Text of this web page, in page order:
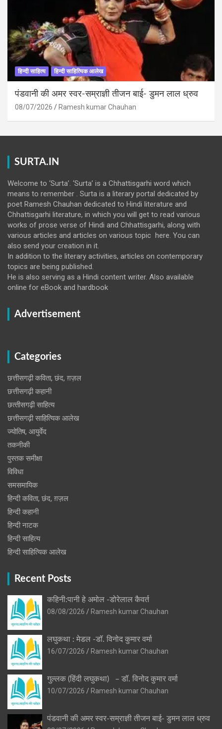
हिन्दी साहित्य हिन्दी साहित्यिक आलेख
पंडवानी की अमर स्वर-सम्राज्ञी तीजन बाई- डुमन लाल ध्रुव
08/07/2026 Ramesh kumar Chauhan
SURTA.IN
Welcome to ‘Surta’. ‘Surta’ is a Chhattisgarhi word which
means to remember . Surta is a literary portal dedicated by
poet Ramesh Chauhan dedicated to Hindi literature and
Chhattisgarhi literature, in which you will get to read various
works of prose verse of Hindi and Chhattisgarhi, along with
various articles and articles on various topic here. You can
also send your creation in it.
In addition to the literary activities, articles on contemporary
topics are being published.
He is also serving as a Hindi content writer. Also available
online for eBook and hardbook
Advertisement
Categories
छत्तीसगढ़ी कविता, छंद, ग़ज़ल
छत्तीसगढ़ी कहानी
छत्‍तीसगढ़ी साहित्‍य
छत्तीसगढ़ी साहित्यिक आलेख
ज्योतिष, आयुर्वेद
तकनीकी
पुस्‍तक समीक्षा
विविधा
समसमायिक
हिन्दी कविता, छंद, ग़ज़ल
हिन्दी कहानी
हिन्‍दी नाटक
हिन्दी साहित्य
हिन्दी साहित्यिक आलेख
Recent Posts
कहिनी:पानी हे अमोल -डोरेलाल कैवर्त
08/08/2026
Ramesh kumar Chauhan
लघुकथा : मेडल -डॉ. विनोद कुमार वर्मा
16/07/2026
Ramesh kumar Chauhan
गुल्लक (हिंदी लघुकथा) – डॉ. विनोद कुमार वर्मा
10/07/2026
Ramesh kumar Chauhan
पंडवानी की अमर स्वर-सम्राज्ञी तीजन बाई- डुमन लाल ध्रुव